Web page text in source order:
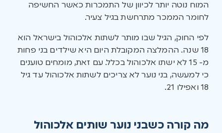
המוח נוטה יותר לכיוון של התמכרות כאשר החשיפה
לחומר הממכר מתרחשת בגיל צעיר.
לפי החוק, הגיל שבו מותר לשתות אלכוהול בישראל הוא
18 שנה. ההמלצה המקובלת היום היא שילדים בני פחות
מ- 15 לא ישתו אלכוהול בכלל. עם זאת, מומחים טוענים
כי למעשה, בני נוער לא צריכים לשתות אלכוהול עד גיל
18 ואפילו 21.
מה קורה כשבני נוער שותים אלכוהול